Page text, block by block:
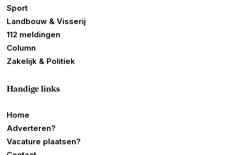
Sport
Landbouw & Visserij
112 meldingen
Column
Zakelijk & Politiek
Handige links
Home
Adverteren?
Vacature plaatsen?